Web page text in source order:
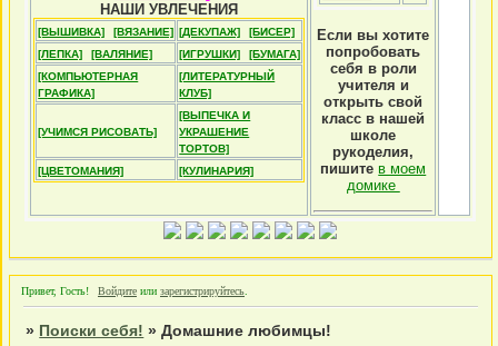
НАШИ УВЛЕЧЕНИЯ
[ВЫШИВКА] [ВЯЗАНИЕ] [ДЕКУПАЖ]
[БИСЕР]
[ЛЕПКА]
[ВАЛЯНИЕ] [ИГРУШКИ]
[БУМАГА]
[КОМПЬЮТЕРНАЯ
ГРАФИКА]
[ЛИТЕРАТУРНЫЙ
КЛУБ]
[УЧИМСЯ РИСОВАТЬ]
[ВЫПЕЧКА И
УКРАШЕНИЕ
ТОРТОВ]
[ЦВЕТОМАНИЯ]
[КУЛИНАРИЯ]
Если вы хотите
попробовать
себя в роли
учителя и
открыть свой
класс в нашей
школе
рукоделия,
пишите в моем
домике
Привет, Гость! Войдите или зарегистрируйтесь
» Поиски себя! »Домашние любимцы!